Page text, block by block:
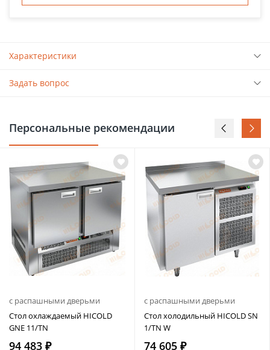
Характеристики
Задать вопрос
Персональные рекомендации
с распашными дверьми
Стол охлаждаемый HICOLD
GNE 11/TN
94 483 ₽
с распашными дверьми
Стол холодильный HICOLD SN
1/TN W
74 605 ₽